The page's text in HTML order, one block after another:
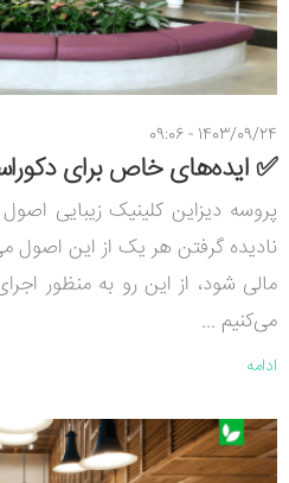
1403/09/24 - 09:06
✅ ایده‌های خاص برای
پروسه دیزاین کلینیک زیبایی
نادیده گرفتن هر یک از این اصول
مالی شود، از این رو به منظور
می‌کنیم ...
ادامه